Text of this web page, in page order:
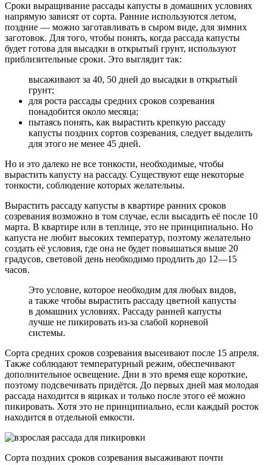
Сроки выращивание рассады капусты в домашних условиях
напрямую зависят от сорта. Ранние используются летом,
поздние — можно заготавливать в сыром виде, для зимних
заготовок. Для того, чтобы понять, когда рассада капусты
будет готова для высадки в открытый грунт, используют
приблизительные сроки. Это выглядит так:
высаживают за 40, 50 дней до высадки в открытый
грунт;
для роста рассады средних сроков созревания
понадобится около месяца;
пытаясь понять, как вырастить крепкую рассаду
капусты поздних сортов созревания, следует выделить
для этого не менее 45 дней.
Но и это далеко не все тонкости, необходимые, чтобы
вырастить капусту на рассаду. Существуют еще некоторые
тонкости, соблюдение которых желательны.
Вырастить рассаду капусты в квартире ранних сроков
созревания возможно в том случае, если высадить её после 10
марта. В квартире или в теплице, это не принципиально. Но
капуста не любит высоких температур, поэтому желательно
создать её условия, где она не будет повышаться выше 20
градусов, световой день необходимо продлить до 12—15
часов.
Это условие, которое необходим для любых видов,
а также чтобы вырастить рассаду цветной капусты
в домашних условиях. Рассаду ранней капусты
лучше не пикировать из-за слабой корневой
системы.
Сорта средних сроков созревания высеивают после 15 апреля.
Также соблюдают температурный режим, обеспечивают
дополнительное освещение. Дни в это время еще короткие,
поэтому подсвечивать придётся. До первых дней мая молодая
рассада находится в ящиках и только после этого её можно
пикировать. Хотя это не принципиально, если каждый росток
находится в отдельной емкости.
Сорта поздних сроков созревания высаживают почти